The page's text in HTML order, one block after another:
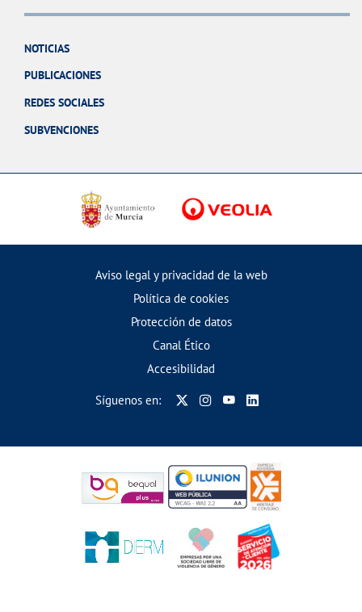
NOTICIAS
PUBLICACIONES
REDES SOCIALES
SUBVENCIONES
Aviso legal y privacidad de la web
Política de cookies
Protección de datos
Canal Ético
Accesibilidad
Síguenos en: